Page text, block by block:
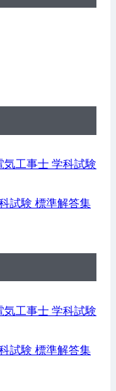
工事士 学科試験
試験 標準解答集
工事士 学科試験
試験 標準解答集